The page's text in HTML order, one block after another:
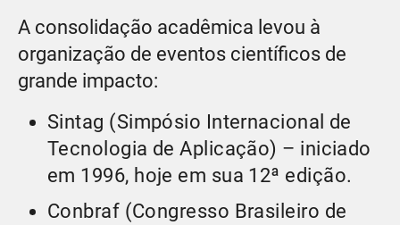
A consolidação acadêmica levou à
organização de eventos científicos de
grande impacto:
Sintag (Simpósio Internacional de
Tecnologia de Aplicação) – iniciado
em 1996, hoje em sua 12ª edição.
Conbraf (Congresso Brasileiro de